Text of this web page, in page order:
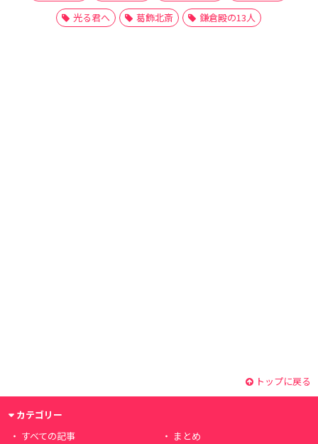
光る君へ
葛飾北斎 鎌倉殿の13人
トップに戻る
カテゴリー
すべての記事
まとめ